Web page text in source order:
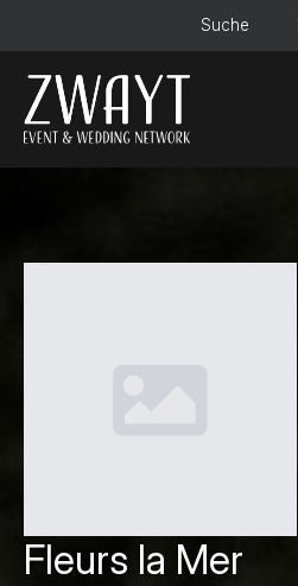
Suche
Fleurs la Mer